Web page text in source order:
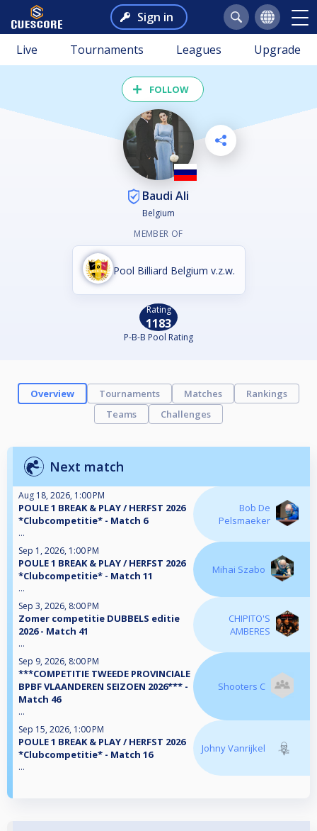
Sign in
Live Tournaments Leagues Upgrade
FOLLOW
Baudi Ali
Belgium
MEMBER OF
Pool Billiard Belgium v.z.w.
Rating
1183
P-B-B Pool Rating
Overview Tournaments Matches
Rankings
Teams
Challenges
Next match
Aug 18, 2026, 1:00 PM
POULE 1 BREAK & PLAY / HERFST 2026
*Clubcompetitie* - Match 6
...
Bob De
Pelsmaeker
Sep 1, 2026, 1:00 PM
POULE 1 BREAK & PLAY / HERFST 2026
*Clubcompetitie* - Match 11
...
Mihai Szabo
Sep 3, 2026, 8:00 PM
Zomer competitie DUBBELS editie
2026 - Match 41
...
CHIPITO'S
AMBERES
Sep 9, 2026, 8:00 PM
***COMPETITIE TWEEDE PROVINCIALE
BPBF VLAANDEREN SEIZOEN 2026*** -
Match 46
...
Shooters C
Sep 15, 2026, 1:00 PM
POULE 1 BREAK & PLAY / HERFST 2026
*Clubcompetitie* - Match 16
...
Johny Vanrijkel